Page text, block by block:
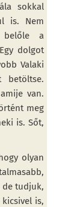
sokkal
is. Nem
belőle a
dolgot
Valaki
betöltse.
van.
meg
is. Sőt,
olyan
de tudjuk,
is,